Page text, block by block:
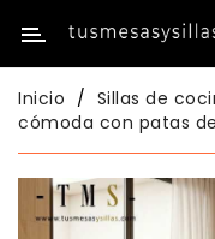
Categoría
Inicio
Mesas
De
Cocina
Inicio Sillas de
cómoda con patas